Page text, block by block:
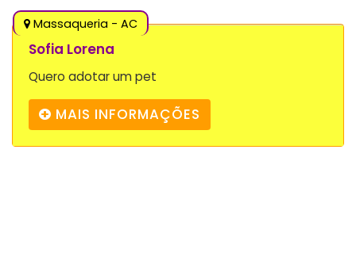
Massaqueria - AC
Sofia Lorena
Quero adotar um pet
MAIS INFORMAÇÕES